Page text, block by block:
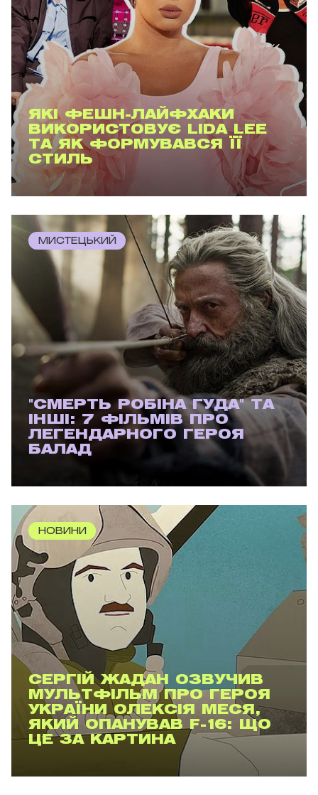
ЯКІ ФЕШН-ЛАЙФХАКИ
ВИКОРИСТОВУЄ LIDA LEE
ТА ЯК ФОРМУВАВСЯ ЇЇ
СТИЛЬ
МИСТЕЦЬКИЙ
"СМЕРТЬ РОБІНА ГУДА" ТА
ІНШІ: 7 ФІЛЬМІВ ПРО
ЛЕГЕНДАРНОГО ГЕРОЯ
БАЛАД
НОВИНИ
СЕРГІЙ ЖАДАН ОЗВУЧИВ
МУЛЬТФІЛЬМ ПРО ГЕРОЯ
УКРАЇНИ ОЛЕКСІЯ МЕСЯ,
ЯКИЙ ОПАНУВАВ F-16: ЩО
ЦЕ ЗА КАРТИНА